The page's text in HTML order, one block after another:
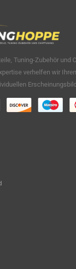
Tuning-Zubehör und
verhelfen wir